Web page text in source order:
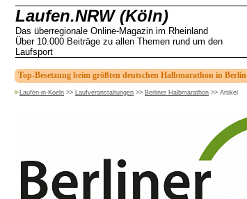
Laufen.NRW (Köln)
Das überregionale Online-Magazin im Rheinland
Über 10.000 Beiträge zu allen Themen rund um den
Laufsport
Top-Besetzung beim größten deutschen Halbmarathon in Berlin
Laufen-in-Koeln >> Laufveranstaltungen >> Berliner Halbmarathon >> Artikel